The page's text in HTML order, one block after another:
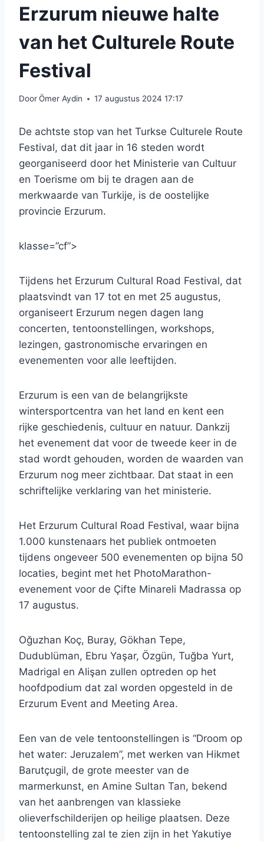
Erzurum nieuwe halte
van het Culturele Route
Festival
DoorÖmer Aydin 17 augustus 2024 17:17
De achtste stop van het Turkse Culturele Route
Festival, dat dit jaar in 16 steden wordt
georganiseerd door het Ministerie van Cultuur
en Toerisme om bij te dragen aan de
merkwaarde van Turkije, is de oostelijke
provincie Erzurum.
klasse=”cf”>
Tijdens het Erzurum Cultural Road Festival, dat
plaatsvindt van 17 tot en met 25 augustus,
organiseert Erzurum negen dagen lang
concerten, tentoonstellingen, workshops,
lezingen, gastronomische ervaringen en
evenementen voor alle leeftijden.
Erzurum is een van de belangrijkste
wintersportcentra van het land en kent een
rijke geschiedenis, cultuur en natuur. Dankzij
het evenement dat voor de tweede keer in de
stad wordt gehouden, worden de waarden van
Erzurum nog meer zichtbaar. Dat staat in een
schriftelijke verklaring van het ministerie.
Het Erzurum Cultural Road Festival, waar bijna
1.000 kunstenaars het publiek ontmoeten
tijdens ongeveer 500 evenementen op bijna 50
locaties, begint met het PhotoMarathon-
evenement voor de Çifte Minareli Madrassa op
17 augustus.
Oğuzhan Koç, Buray, Gökhan Tepe,
Dudublüman, Ebru Yaşar, Özgün, Tuğba Yurt,
Madrigal en Alişan zullen optreden op het
hoofdpodium dat zal worden opgesteld in de
Erzurum Event and Meeting Area.
Een van de vele tentoonstellingen is “Droom op
het water: Jeruzalem”, met werken van Hikmet
Barutçugil, de grote meester van de
marmerkunst, en Amine Sultan Tan, bekend
van het aanbrengen van klassieke
olieverfschilderijen op heilige plaatsen. Deze
tentoonstelling zal te zien zijn in het Yakutiye